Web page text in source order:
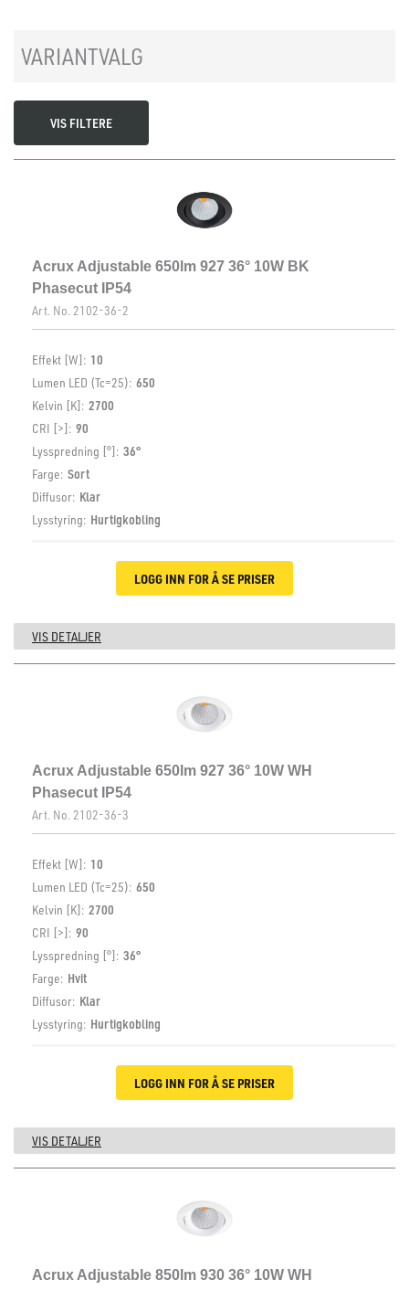
Spenning ut, min. [V]
Spenning ut, maks. [V]
VARIANTVALG
VIS FILTERE
Acrux Adjustable 650lm 927 36° 10W BK
Phasecut IP54
Art. No. 2102-36-2
Effekt [W]: 10
Lumen LED (Tc=25): 650
Kelvin [K]: 2700
CRI [>]: 90
Lysspredning [°]: 36°
Farge: Sort
Diffusor: Klar
Lysstyring: Hurtigkobling
LOGG INN FOR Å SE PRISER
VIS DETALJER
Acrux Adjustable 650lm 927 36° 10W WH
Phasecut IP54
Art. No. 2102-36-3
Effekt [W]: 10
Lumen LED (Tc=25): 650
Kelvin [K]: 2700
CRI [>]: 90
Lysspredning [°]: 36°
Farge: Hvit
Diffusor: Klar
Lysstyring: Hurtigkobling
LOGG INN FOR Å SE PRISER
VIS DETALJER
Acrux Adjustable 850lm 930 36° 10W WH